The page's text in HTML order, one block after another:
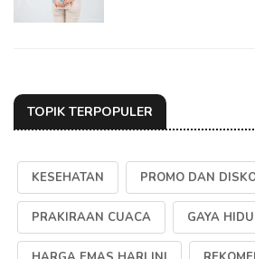
TOPIK TERPOPULER
KESEHATAN PROMO DAN
PRAKIRAAN CUACA GAYA